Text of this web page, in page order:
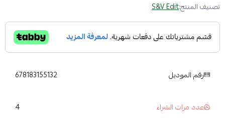
تصنيف المنتج:S&V Edit
رقم الموديل 678183155132
عدد مرات الشراء 4